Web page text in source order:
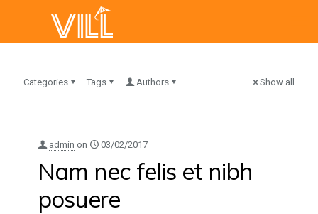
Categories Tags Authors Show all
admin on 03/02/2017
Nam nec felis et nibh
posuere